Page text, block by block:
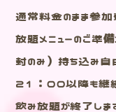
通常料金のまま参加
放題メニューのご準
封のみ）持ち込み自
21：00以降も継続
飲み放題が終了しま